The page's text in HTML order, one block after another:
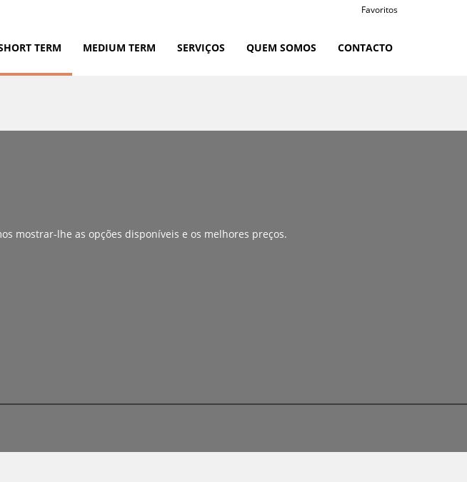
Favoritos
TERM MEDIUM TERM SERVIÇOS QUEM SOMOS CONTACTO
mostrar-lhe as opções disponíveis e os melhores preços.